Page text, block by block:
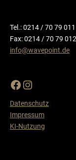
Tel.: 0214 / 70 79 011
Fax: 0214 / 70 79 012
info@wavepoint.de
Datenschutz
Impressum
KI-Nutzung